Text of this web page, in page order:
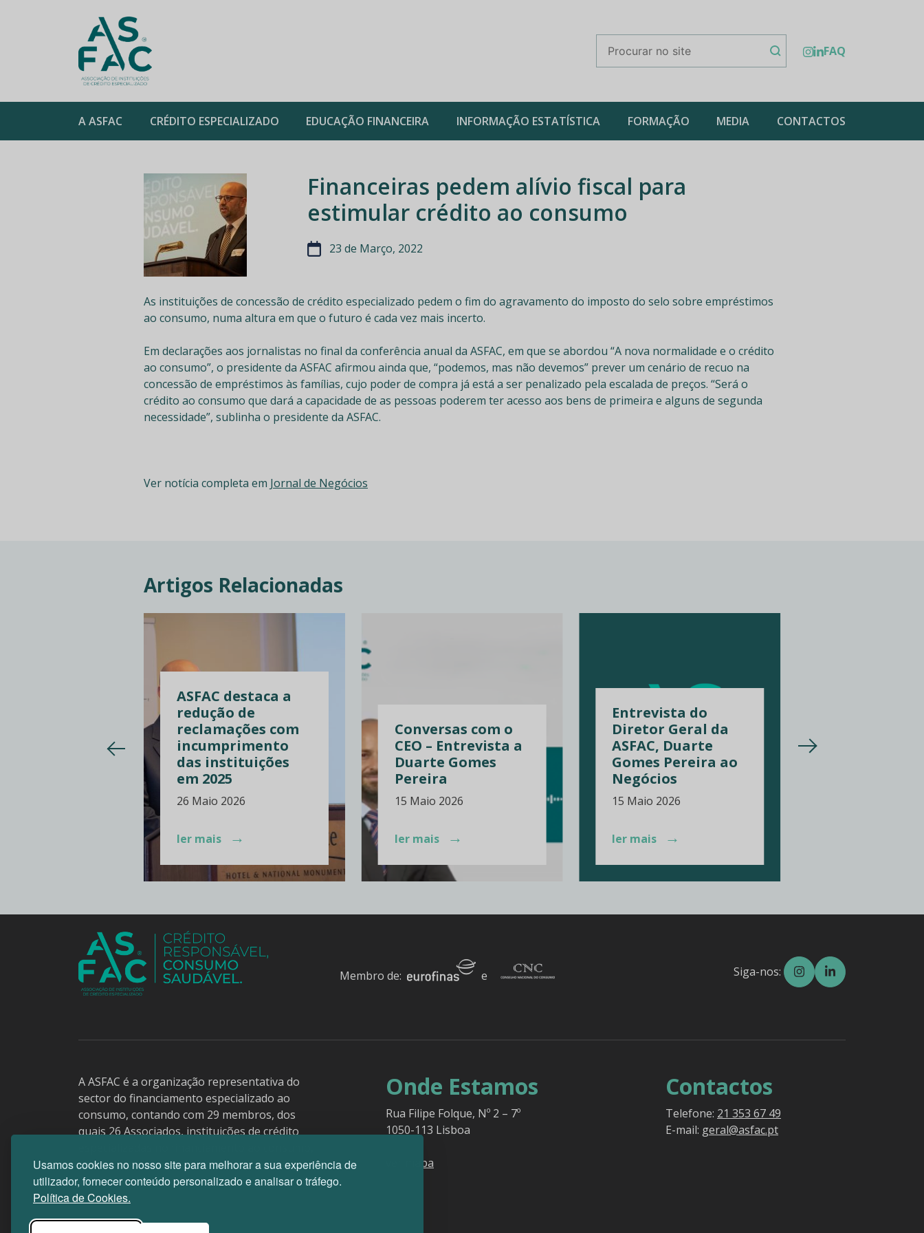
Usamos cookies no nosso site para melhorar a sua experiência de
utilizador, fornecer conteúdo personalizado e analisar o tráfego.
Política de Cookies.
FAQ
A ASFAC CRÉDITO ESPECIALIZADO EDUCAÇÃO FINANCEIRA INFORMAÇÃO ESTATÍSTICA FORMAÇÃO MEDIA CONTACTOS
Financeiras pedem alívio fiscal para
estimular crédito ao consumo
23 de Março, 2022
As instituições de concessão de crédito especializado pedem o fim do agravamento do imposto do selo sobre empréstimos
ao consumo, numa altura em que o futuro é cada vez mais incerto.
Em declarações aos jornalistas no final da conferência anual da ASFAC, em que se abordou “A nova normalidade e o crédito
ao consumo”, o presidente da ASFAC afirmou ainda que, “podemos, mas não devemos” prever um cenário de recuo na
concessão de empréstimos às famílias, cujo poder de compra já está a ser penalizado pela escalada de preços. “Será o
crédito ao consumo que dará a capacidade de as pessoas poderem ter acesso aos bens de primeira e alguns de segunda
necessidade”, sublinha o presidente da ASFAC.
Ver notícia completa em Jornal de Negócios
Artigos Relacionadas
ASFAC destaca a
redução de
reclamações com
incumprimento
das instituições
em 2025
26 Maio 2026
ler mais →
Conversas com o
CEO – Entrevista a
Duarte Gomes
Pereira
15 Maio 2026
ler mais →
Entrevista do
Diretor Geral da
ASFAC, Duarte
Gomes Pereira ao
Negócios
15 Maio 2026
ler mais →
Membro de: e Siga-nos:
A ASFAC é a organização representativa do
sector do financiamento especializado ao
consumo, contando com 29 membros, dos
quais 26 Associados, instituições de crédito
que no seu conjunto constituem a quase
totalidade do mercado e 3 membros aderentes.
Onde Estamos
Rua Filipe Folque, Nº 2 – 7º
1050-113 Lisboa
ver mapa
Contactos
Telefone: 21 353 67 49
E-mail: geral@asfac.pt